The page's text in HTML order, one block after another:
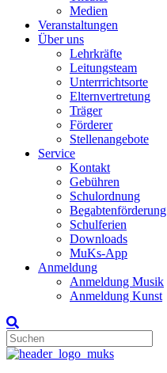
Medien
Veranstaltungen
Über uns
Lehrkräfte
Leitungsteam
Unterrrichtsorte
Elternvertretung
Träger
Förderer
Stellenangebote
Service
Kontakt
Gebühren
Schulordnung
Begabtenförderung
Schulferien
Downloads
MuKs-App
Anmeldung
Anmeldung Musik
Anmeldung Kunst